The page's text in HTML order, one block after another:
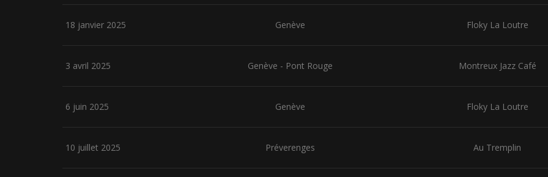
18 janvier 2025 Genève Floky La Loutre
3 avril 2025 Genève - Pont Rouge Montreux Jazz Café
6 juin 2025 Genève Floky La Loutre
10 juillet 2025 Préverenges Au Tremplin